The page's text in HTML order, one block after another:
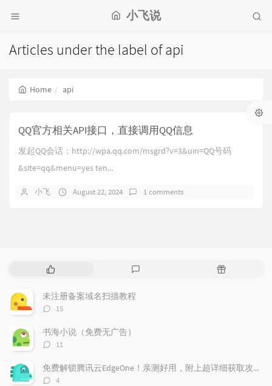
小飞说
Articles under the label of api
Home api
QQ官方相关API接口，直接调用QQ信息
发起QQ会话：http://wpa.qq.com/msgrd?v=3&uin=QQ号码
&site=qq&menu=yes ten...
小飞 August 22, 2024 1 comments
P
p
u
a
r
r
t
m
R
t
未注册备案域名扫描教程
评
数：
15
书海小说（免费无广告）
评
数：
11
免费解锁腾讯云EdgeOne！亲测好用，附上超详细获取攻略！
评
4